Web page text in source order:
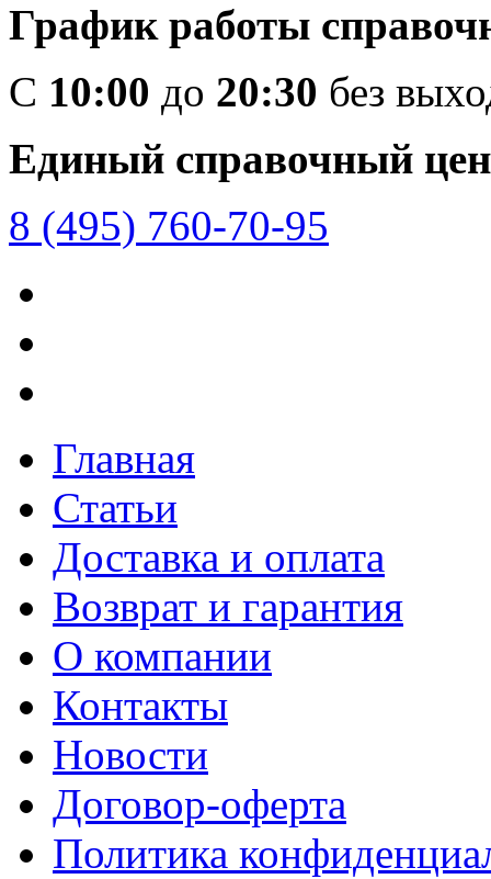
График работы
C 10:00 до 20:30 без
Единый справочный
8 (495) 760-70-95
Главная
Статьи
Доставка и оплата
Возврат и гарантия
О компании
Контакты
Новости
Договор-оферта
Политика